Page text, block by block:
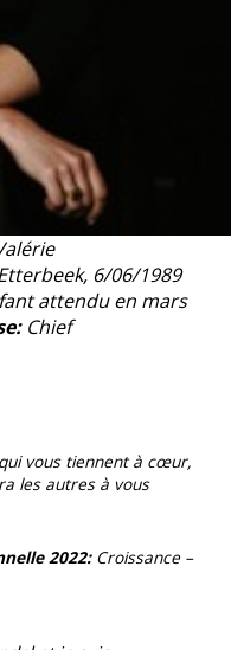
6/06/1989
attendu en mars
Chief
vous tiennent à cœur,
les autres à vous
2022: Croissance –